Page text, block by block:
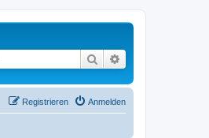
Suche
Anmelden
Registrieren